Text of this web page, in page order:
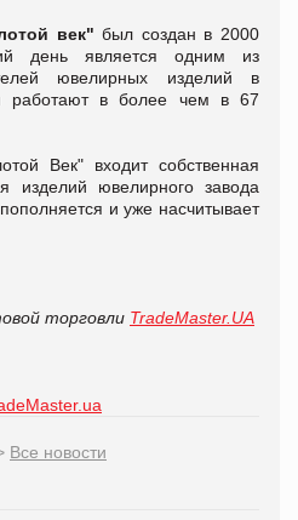
век" был создан в 2000
день является одним из
ювелирных изделий в
работают в более чем в 67
Век" входит собственная
изделий ювелирного завода
и уже насчитывает
торговли TradeMaster.UA
Все новости